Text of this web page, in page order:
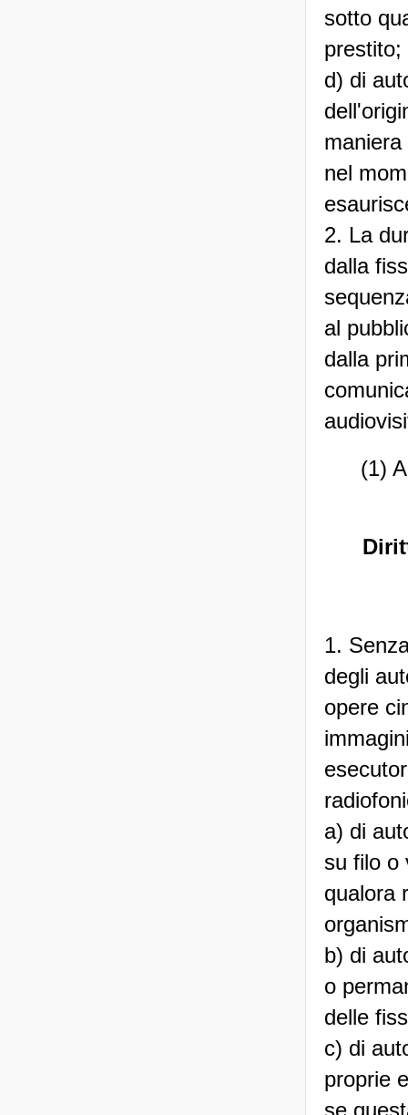
sotto
prestito;
d) di
nel
2. La
dalla
al
dalla
(1)
1.
degli
opere
a) di
su filo o
qualora
b) di
o
delle
c) di
proprie
se